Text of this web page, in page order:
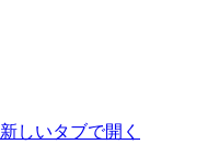
新しいタブで開く